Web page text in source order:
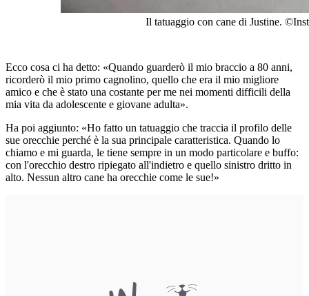
Il tatuaggio con cane di Justine.
Ecco cosa ci ha detto: «Quando guarderò il mio braccio a 80 anni,
ricorderò il mio primo cagnolino, quello che era il mio migliore
amico e che è stato una costante per me nei momenti difficili della
mia vita da adolescente e giovane adulta».
Ha poi aggiunto: «Ho fatto un tatuaggio che traccia il profilo delle
sue orecchie perché è la sua principale caratteristica. Quando lo
chiamo e mi guarda, le tiene sempre in un modo particolare e buffo:
con l'orecchio destro ripiegato all'indietro e quello sinistro dritto in
alto. Nessun altro cane ha orecchie come le sue!»